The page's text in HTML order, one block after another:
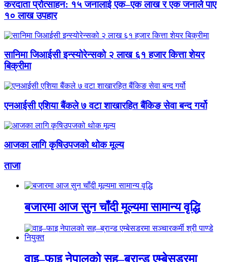
करदाता प्रोत्साहन: १५ जनालाई एक–एक लाख र एक जनाले पाए
१० लाख उपहार
सानिमा जिआईसी इन्स्योरेन्सको २ लाख ६१ हजार कित्ता शेयर
बिक्रीमा
एनआईसी एशिया बैंकले ७ वटा शाखारहित बैंकिङ सेवा बन्द गर्यो
आजका लागि कृषिउपजको थोक मूल्य
ताजा
बजारमा आज सुन चाँदी मूल्यमा सामान्य वृद्धि
वाइ–फाइ नेपालको सह–ब्रान्ड एम्बेसडरमा